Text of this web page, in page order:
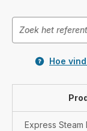
Hoe
Express Steam